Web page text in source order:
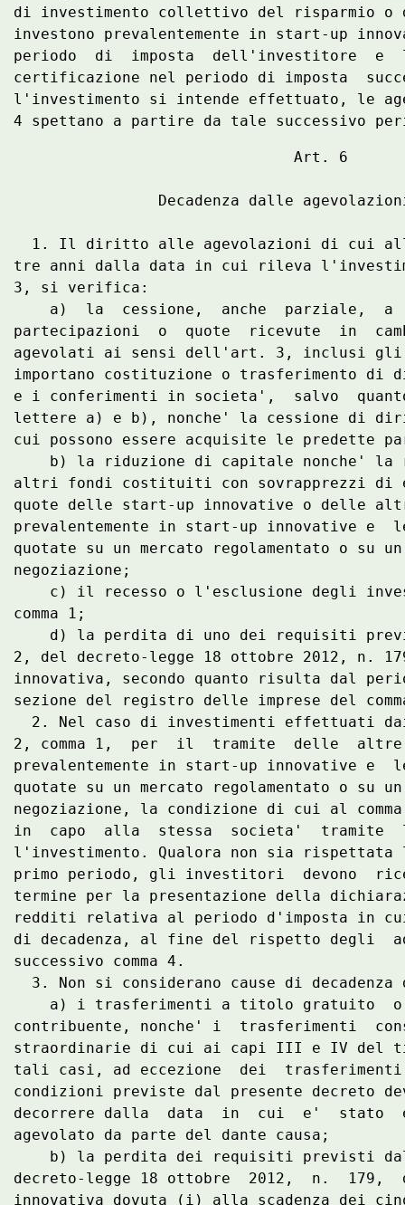
di investimento collettivo del risparmio
investono prevalentemente in start-up
periodo  di  imposta  dell'investitore
certificazione nel periodo di imposta
l'investimento si intende effettuato, le
                               Art. 6
Decadenza dalle
1. Il diritto alle agevolazioni di cui
tre anni dalla data in cui rileva
3, si verifica:
a)  la  cessione,  anche  parziale,  a
partecipazioni  o  quote  ricevute  in
agevolati ai sensi dell'art. 3, inclusi gli
importano costituzione o trasferimento
e i conferimenti in societa',  salvo
lettere a) e b), nonche' la cessione di
cui possono essere acquisite le predette
b) la riduzione di capitale nonche' la
altri fondi costituiti con sovrapprezzi di
quote delle start-up innovative o delle
prevalentemente in start-up innovative e
quotate su un mercato regolamentato o su
negoziazione;
c) il recesso o l'esclusione degli
comma 1;
d) la perdita di uno dei requisiti
2, del decreto-legge 18 ottobre 2012, n.
innovativa, secondo quanto risulta dal
sezione del registro delle imprese del
2. Nel caso di investimenti effettuati
2, comma 1,  per  il  tramite  delle  altre
prevalentemente in start-up innovative e
quotate su un mercato regolamentato o su
negoziazione, la condizione di cui al
in  capo  alla  stessa  societa'
l'investimento. Qualora non sia
primo periodo, gli investitori  devono
termine per la presentazione della
redditi relativa al periodo d'imposta in
di decadenza, al fine del rispetto degli
successivo comma 4.
3. Non si considerano cause di
a) i trasferimenti a titolo gratuito
contribuente, nonche' i  trasferimenti
straordinarie di cui ai capi III e IV
tali casi, ad eccezione  dei
condizioni previste dal presente decreto
decorrere dalla  data  in  cui  e'  stato
agevolato da parte del dante causa;
b) la perdita dei requisiti previsti
decreto-legge 18 ottobre  2012,  n.
innovativa dovuta (i) alla scadenza dei